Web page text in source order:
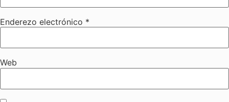
Enderezo electrónico *
Web